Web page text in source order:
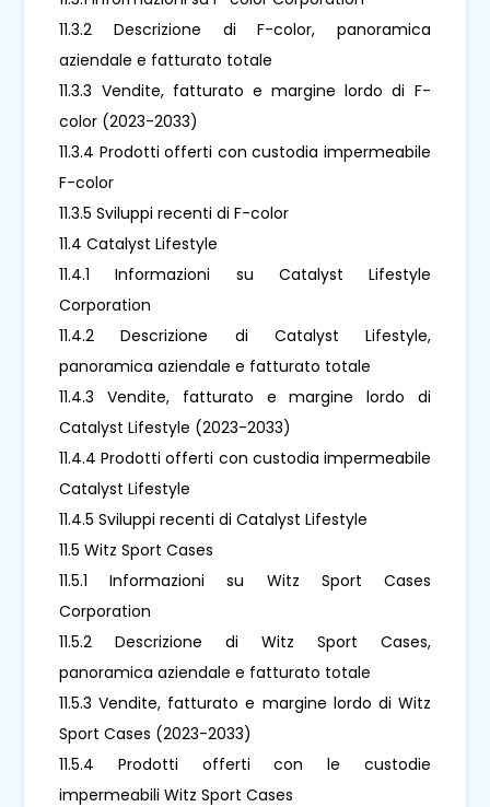
11.3.2 Descrizione di F-color, panoramica
aziendale e fatturato totale
11.3.3 Vendite, fatturato e margine lordo di F-
color (2023-2033)
11.3.4 Prodotti offerti con custodia impermeabile
F-color
11.3.5 Sviluppi recenti di F-color
11.4 Catalyst Lifestyle
11.4.1 Informazioni su Catalyst Lifestyle
Corporation
11.4.2 Descrizione di Catalyst Lifestyle,
panoramica aziendale e fatturato totale
11.4.3 Vendite, fatturato e margine lordo di
Catalyst Lifestyle (2023-2033)
11.4.4 Prodotti offerti con custodia impermeabile
Catalyst Lifestyle
11.4.5 Sviluppi recenti di Catalyst Lifestyle
11.5 Witz Sport Cases
11.5.1 Informazioni su Witz Sport Cases
Corporation
11.5.2 Descrizione di Witz Sport Cases,
panoramica aziendale e fatturato totale
11.5.3 Vendite, fatturato e margine lordo di Witz
Sport Cases (2023-2033)
11.5.4 Prodotti offerti con le custodie
impermeabili Witz Sport Cases